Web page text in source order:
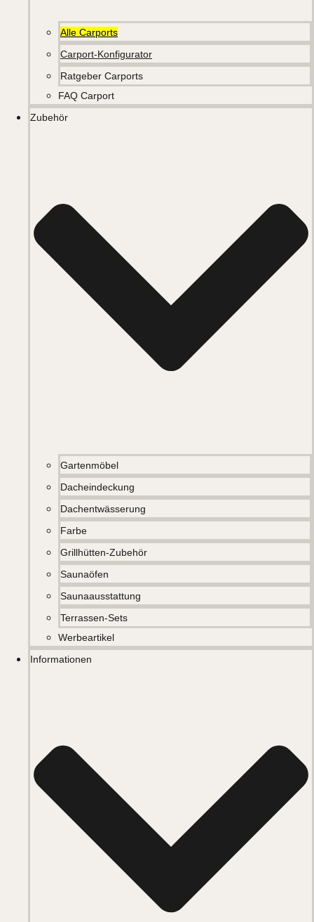
Alle Carports
Carport-Konfigurator
Ratgeber Carports
FAQ Carport
Zubehör
Gartenmöbel
Dacheindeckung
Dachentwässerung
Farbe
Grillhütten-Zubehör
Saunaöfen
Saunaausstattung
Terrassen-Sets
Werbeartikel
Informationen